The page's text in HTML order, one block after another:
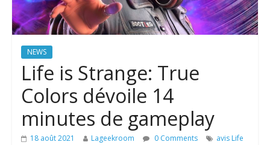
NEWS
Life is Strange: True
Colors dévoile 14
minutes de gameplay
18 août 2021 Lageekroom 0 Comments
avis Life